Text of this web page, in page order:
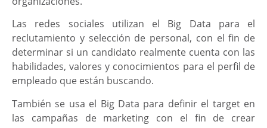
Las redes sociales utilizan el Big Data para el
reclutamiento y selección de personal, con el fin de
determinar si un candidato realmente cuenta con las
habilidades, valores y conocimientos para el perfil de
empleado que están buscando.
También se usa el Big Data para definir el target en
las campañas de marketing con el fin de crear